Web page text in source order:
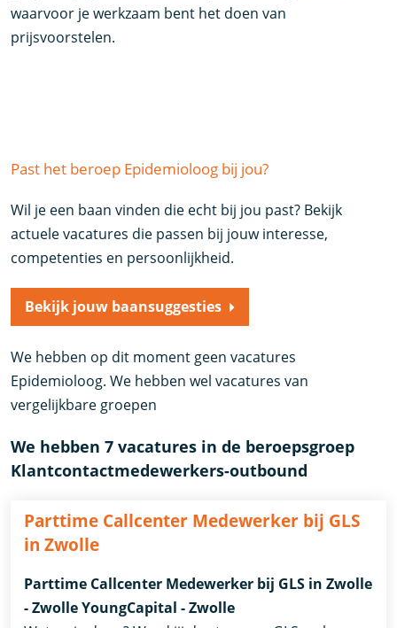
waarvoor je werkzaam bent het doen van
prijsvoorstelen.
Past het beroep Epidemioloog bij jou?
Wil je een baan vinden die echt bij jou past? Bekijk
actuele vacatures die passen bij jouw interesse,
competenties en persoonlijkheid.
Bekijk jouw baansuggesties
We hebben op dit moment geen vacatures
Epidemioloog. We hebben wel vacatures van
vergelijkbare groepen
We hebben 7 vacatures in de beroepsgroep
Klantcontactmedewerkers-outbound
Parttime Callcenter Medewerker bij GLS
in Zwolle
Parttime Callcenter Medewerker bij GLS in Zwolle
- Zwolle YoungCapital - Zwolle